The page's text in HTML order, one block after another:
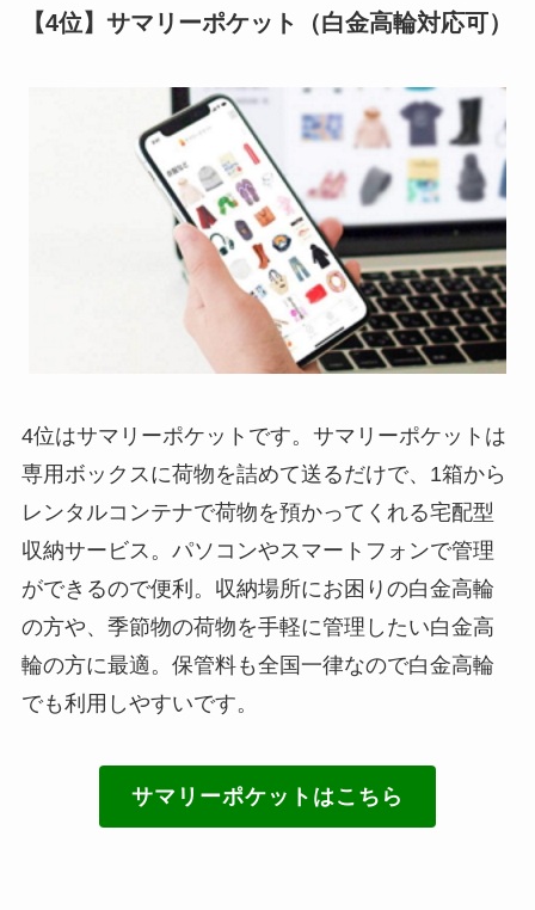
【4位】サマリーポケット（白金高輪対応可）
4位はサマリーポケットです。サマリーポケットは
専用ボックスに荷物を詰めて送るだけで、1箱から
レンタルコンテナで荷物を預かってくれる宅配型
収納サービス。パソコンやスマートフォンで管理
ができるので便利。収納場所にお困りの白金高輪
の方や、季節物の荷物を手軽に管理したい白金高
輪の方に最適。保管料も全国一律なので白金高輪
でも利用しやすいです。
サマリーポケットはこちら